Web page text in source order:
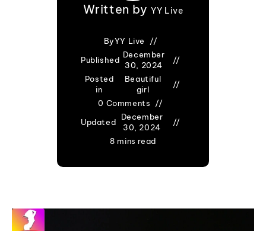
Written byYY Live
ByYY Live
Published
December
30, 2024
Posted
in
Beautiful
girl
0 Comments
Updated
December
30, 2024
8 mins read